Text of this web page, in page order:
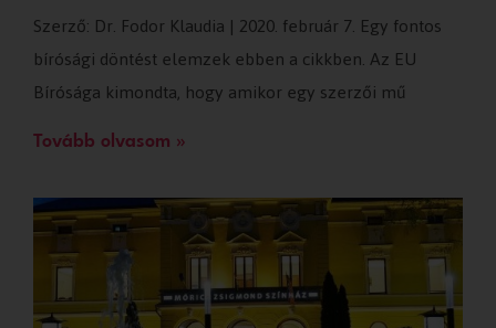
Szerző: Dr. Fodor Klaudia | 2020. február 7. Egy fontos
bírósági döntést elemzek ebben a cikkben. Az EU
Bírósága kimondta, hogy amikor egy szerzői mű
Tovább olvasom »